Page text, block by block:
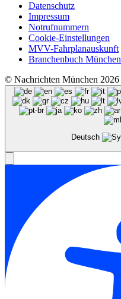
Datenschutz
Impressum
Notrufnummern
Cookie-Einstellungen
MVV-Fahrplanauskunft
Branchenbuch München
© Nachrichten München 2026
Deutsch